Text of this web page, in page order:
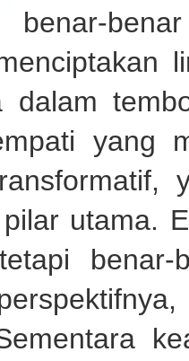
benar-
dalam
yang
utama.